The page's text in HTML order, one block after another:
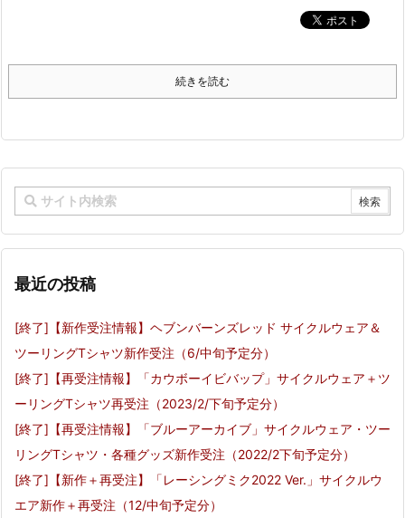
続きを読む
最近の投稿
[終了]【新作受注情報】ヘブンバーンズレッド サイクルウェア＆
ツーリングTシャツ新作受注（6/中旬予定分）
[終了]【再受注情報】「カウボーイビバップ」サイクルウェア＋ツ
ーリングTシャツ再受注（2023/2/下旬予定分）
[終了]【再受注情報】「ブルーアーカイブ」サイクルウェア・ツー
リングTシャツ・各種グッズ新作受注（2022/2下旬予定分）
[終了]【新作＋再受注】「レーシングミク2022 Ver.」サイクルウ
エア新作＋再受注（12/中旬予定分）